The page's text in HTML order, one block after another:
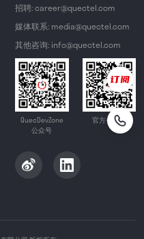
招聘: career@quectel.com
媒体联系: media@quectel.com
其他咨询: info@quectel.com
QuecDevZone
公众号
官方公众号